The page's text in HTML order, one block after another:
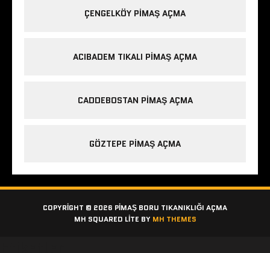
ÇENGELKÖY PIMAŞ AÇMA
ACIBADEM TIKALI PIMAŞ AÇMA
CADDEBOSTAN PIMAŞ AÇMA
GÖZTEPE PIMAŞ AÇMA
COPYRIGHT © 2026 PIMAŞ BORU TIKANIKLIĞI AÇMA
MH SQUARED LITE BY MH THEMES